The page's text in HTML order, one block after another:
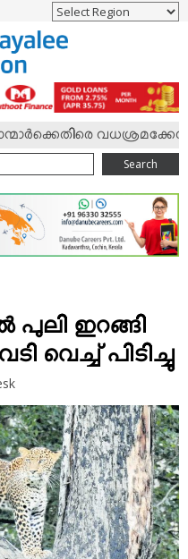
വധശ്രമക്കേസ്
Search
പുലി ഇറങ്ങി
വെച്ച് പിടിച്ചു